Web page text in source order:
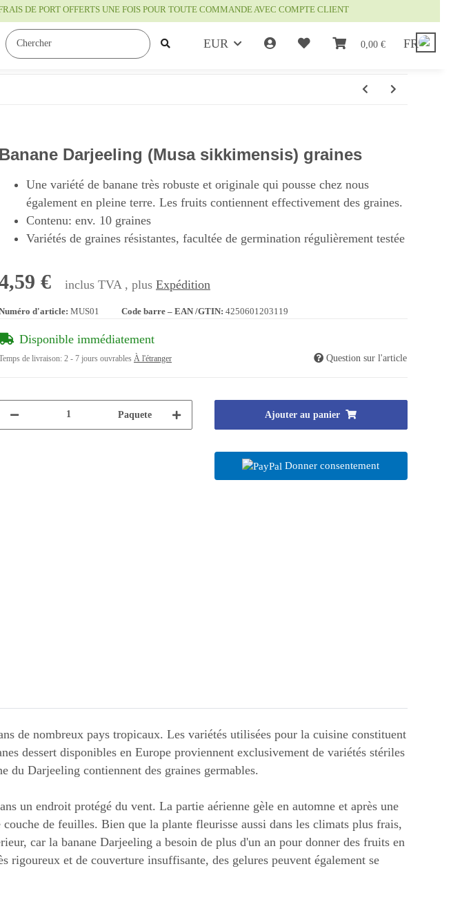
DE PORT OFFERTS UNE FOIS POUR TOUTE COMMANDE AVEC COMPTE CLIENT
EUR 0,00 € FR
Bon à savoir
Banane Darjeeling (Musa sikkimensis) graines
Une variété de banane très robuste et originale qui pousse chez nous
également en pleine terre. Les fruits contiennent effectivement des graines.
Contenu: env. 10 graines
Variétés de graines résistantes, facultée de germination régulièrement testée
€ inclus TVA , plus Expédition
d'article: MUS01 Code barre – EAN /GTIN: 4250601203119
Disponible immédiatement
de livraison: 2 - 7 jours ouvrables À l'étranger Question sur l'article
Paquete Ajouter au panier
Donner consentement
de nombreux pays tropicaux. Les variétés utilisées pour la cuisine constituent
dessert disponibles en Europe proviennent exclusivement de variétés stériles
du Darjeeling contiennent des graines germables.
un endroit protégé du vent. La partie aérienne gèle en automne et après une
de feuilles. Bien que la plante fleurisse aussi dans les climats plus frais,
car la banane Darjeeling a besoin de plus d'un an pour donner des fruits en
et de couverture insuffisante, des gelures peuvent également se